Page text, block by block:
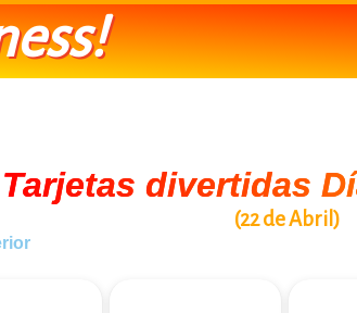
Tarjetas divertidas
(22 de Abril)